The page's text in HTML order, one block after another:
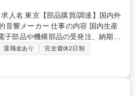
仕事の内容 国内生産
子部品や機構部品の受発注、納期管
どに携わっていただきます。ご経験
詳細】■電子部品・
注等の購買業務全般■納期管理およ
衝対応 ■品質保証部門と連携した
等を使用した情報収集、内容
退職金あり
完全週休2日制